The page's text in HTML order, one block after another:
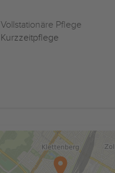
Vollstationäre Pflege
Kurzzeitpflege